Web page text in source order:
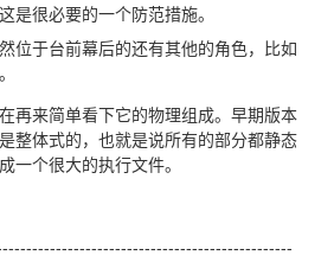
是很必要的一个防范措施。
位于台前幕后的还有其他的角色，比如
再来简单看下它的物理组成。早期版本
整体式的，也就是说所有的部分都静态
一个很大的执行文件。